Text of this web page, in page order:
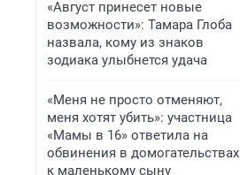
«Август принесет новые
возможности»: Тамара Глоба
назвала, кому из знаков
зодиака улыбнется удача
«Меня не просто отменяют,
меня хотят убить»: участница
«Мамы в 16» ответила на
обвинения в домогательствах
к маленькому сыну